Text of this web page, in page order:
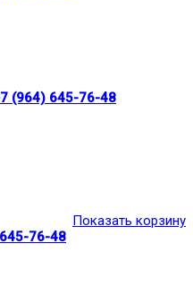
(964) 645-76-48
Показать корзину
76-48